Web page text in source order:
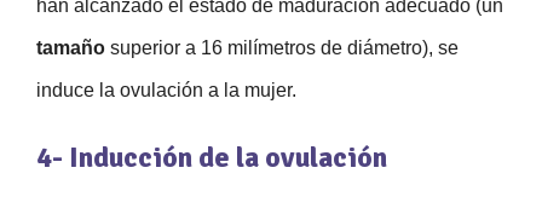
han alcanzado el estado de maduración adecuado (un
tamaño superior a 16 milímetros de diámetro), se
induce la ovulación a la mujer.
4- Inducción de la ovulación